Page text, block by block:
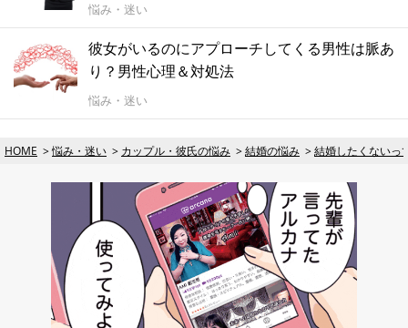
悩み・迷い
彼女がいるのにアプローチしてくる男性は脈あ
り？男性心理＆対処法
悩み・迷い
HOME 悩み・迷い カップル・彼氏の悩み 結婚の悩み 結婚したくないっ